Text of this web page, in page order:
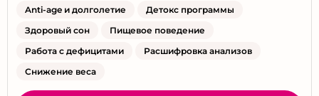
Anti-age и долголетие
Детокс программы
Здоровый сон
Пищевое поведение
Работа с дефицитами
Расшифровка анализов
Снижение веса